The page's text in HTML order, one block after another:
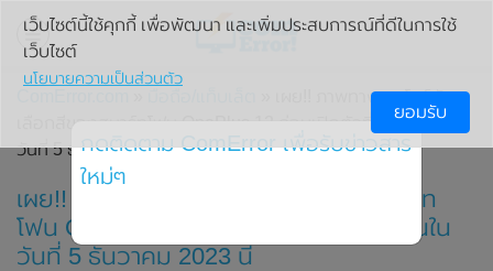
» เผย!! ภาพทางการโชว์ตัว
เลือกสีของสมาร์ทโฟน OnePlus 12 ก่อนเปิดตัวที่ประเทศจีนใน
วันที่ 5 ธันวาคม 2023 นี้
เผย!! ภาพทางการโชว์ตัวเลือกสีของสมาร์ท
โฟน OnePlus 12 ก่อนเปิดตัวที่ประเทศจีนใน
วันที่ 5 ธันวาคม 2023 นี้
เว็บไซต์นี้ใช้คุกกี้ เพื่อพัฒนา และเพิ่มประสบการณ์ที่ดีในการใช้
เว็บไซต์
นโยบายความเป็นส่วนตัว
ยอมรับ
กดติดตาม ComError เพื่อรับข่าวสาร
ใหม่ๆ